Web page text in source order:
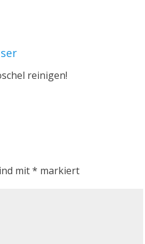
reinigen!
mit* markiert